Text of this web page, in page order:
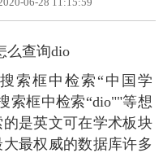
索框中检索“中国学
索框中检索“dio""等想
是英文可在学术板块
最权威的数据库许多